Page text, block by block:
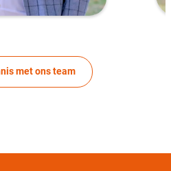
met ons team